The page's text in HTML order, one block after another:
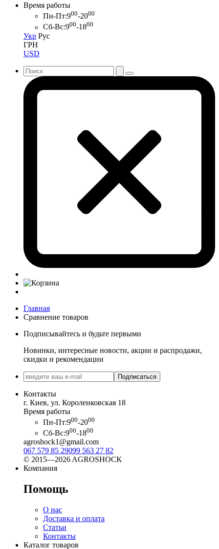
Время работы
Пн-Пт:900-2000
Сб-Вс:900-1800
Укр Рус
ГРН
USD
Главная
Сравнение товаров
Подписывайтесь и будьте первыми
Новинки, интересные новости, акции и распродажи,
скидки и рекомендации
Подписаться
Контакты
г. Киев, ул. Короленковская 18
Время работы
Пн-Пт:900-2000
Сб-Вс:900-1800
agroshock1@gmail.com
067 579 85 29099 563 27 82
© 2015—2026 AGROSHOCK
Компания
Помощь
О нас
Доставка и оплата
Статьи
Контакты
Каталог товаров